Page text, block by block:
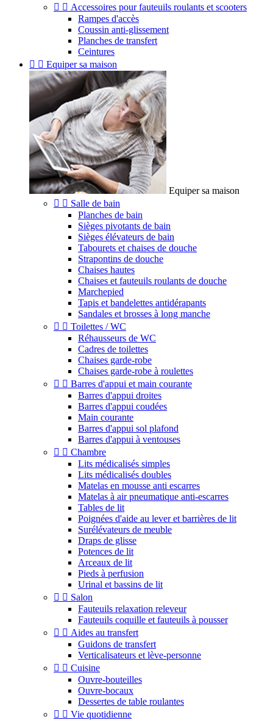
  Accessoires pour fauteuils roulants et scooters
Rampes d'accès
Coussin anti-glissement
Planches de transfert
Ceintures
  Equiper sa maison
Equiper sa maison
  Salle de bain
Planches de bain
Sièges pivotants de bain
Sièges élévateurs de bain
Tabourets et chaises de douche
Strapontins de douche
Chaises hautes
Chaises et fauteuils roulants de douche
Marchepied
Tapis et bandelettes antidérapants
Sandales et brosses à long manche
  Toilettes / WC
Réhausseurs de WC
Cadres de toilettes
Chaises garde-robe
Chaises garde-robe à roulettes
  Barres d'appui et main courante
Barres d'appui droites
Barres d'appui coudées
Main courante
Barres d'appui sol plafond
Barres d'appui à ventouses
  Chambre
Lits médicalisés simples
Lits médicalisés doubles
Matelas en mousse anti escarres
Matelas à air pneumatique anti-escarres
Tables de lit
Poignées d'aide au lever et barrières de lit
Surélévateurs de meuble
Draps de glisse
Potences de lit
Arceaux de lit
Pieds à perfusion
Urinal et bassins de lit
  Salon
Fauteuils relaxation releveur
Fauteuils coquille et fauteuils à pousser
  Aides au transfert
Guidons de transfert
Verticalisateurs et lève-personne
  Cuisine
Ouvre-bouteilles
Ouvre-bocaux
Dessertes de table roulantes
  Vie quotidienne